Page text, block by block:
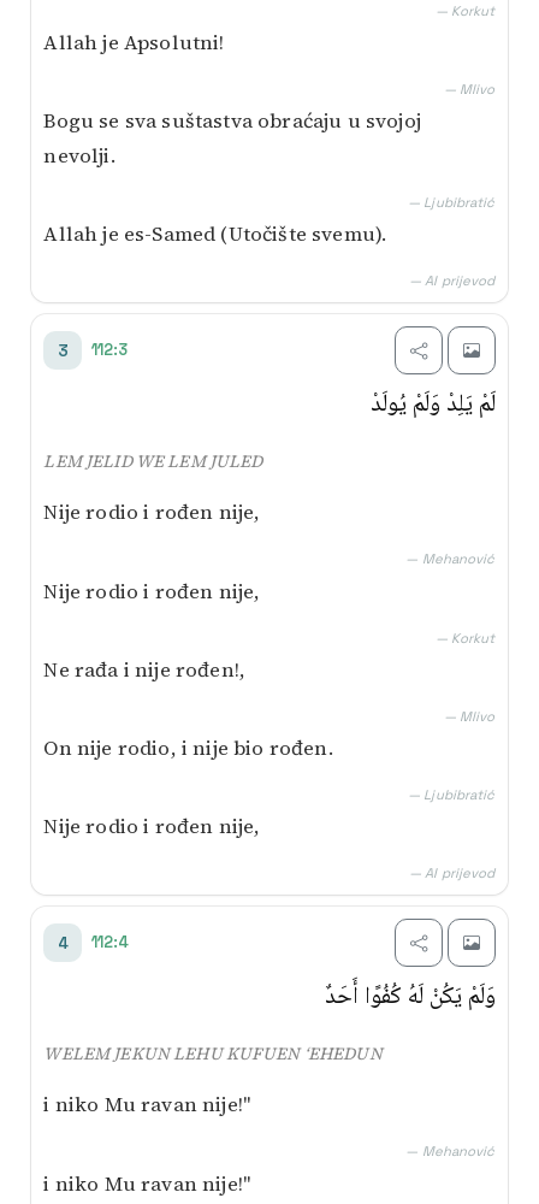
— Korkut
Allah je Apsolutni!
— Mlivo
Bogu se sva suštastva obraćaju u svojoj
nevolji.
— Ljubibratić
Allah je es-Samed (Utočište svemu).
— AI prijevod
3 112:3
لَمْ يَلِدْ وَلَمْ يُولَدْ
LEM JELID WE LEM JULED
Nije rodio i rođen nije,
— Mehanović
Nije rodio i rođen nije,
— Korkut
Ne rađa i nije rođen!,
— Mlivo
On nije rodio, i nije bio rođen.
— Ljubibratić
Nije rodio i rođen nije,
— AI prijevod
4 112:4
وَلَمْ يَكُنْ لَهُ كُفُوًا أَحَدٌ
WELEM JEKUN LEHU KUFUEN ‘EHEDUN
i niko Mu ravan nije!"
— Mehanović
i niko Mu ravan nije!"